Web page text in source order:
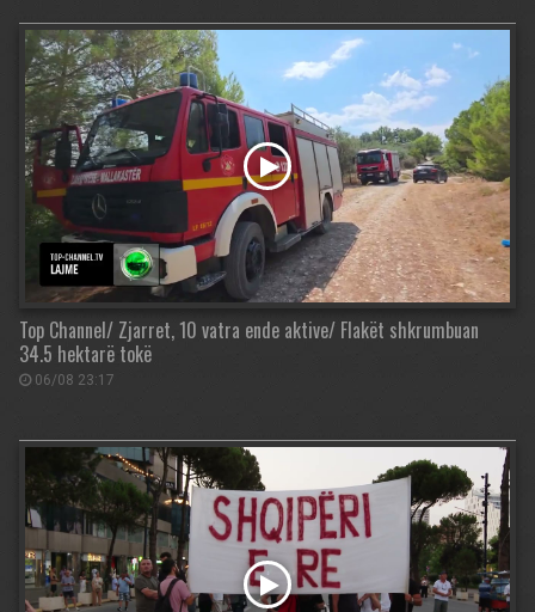
Top Channel/ Zjarret, 10 vatra ende aktive/ Flakët shkrumbuan
34.5 hektarë tokë
06/08 23:17